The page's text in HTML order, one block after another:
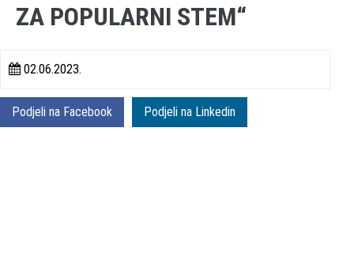
ZA POPULARNI STEM“
02.06.2023.
Podjeli na Facebook Podjeli na Linkedin